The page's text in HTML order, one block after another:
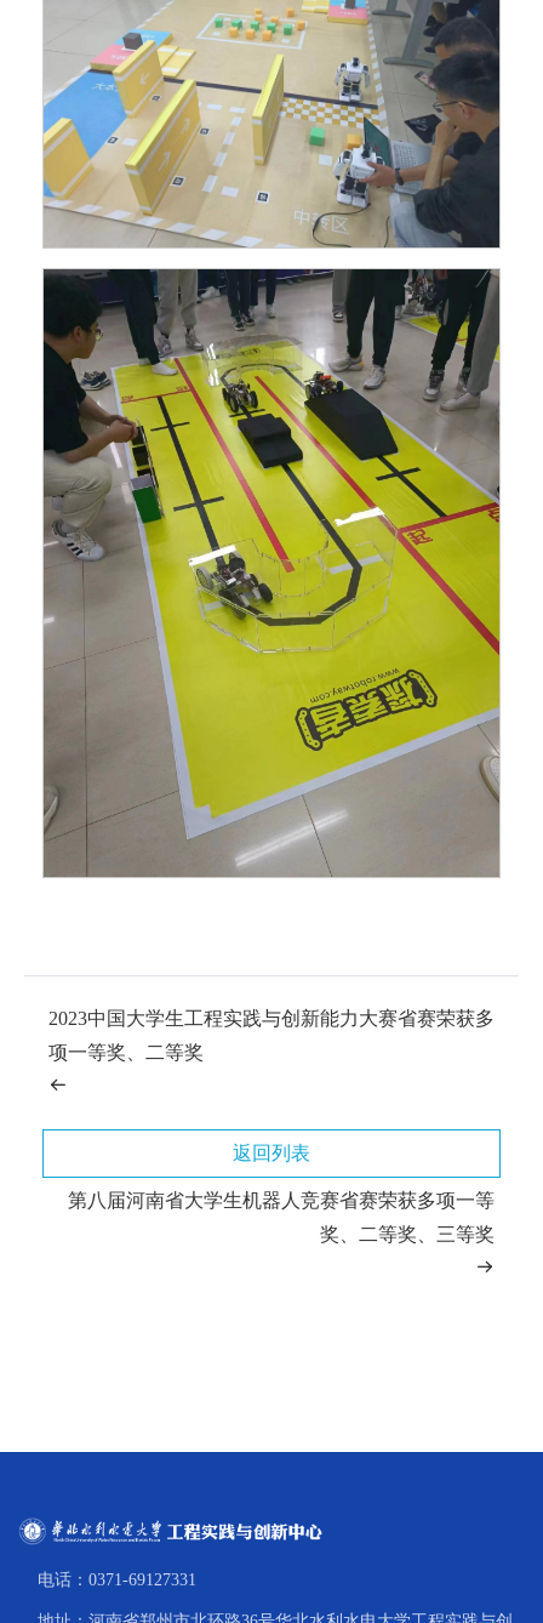
2023中国大学生工程实践与创新能力大赛省赛荣获多
项一等奖、二等奖
返回列表
第八届河南省大学生机器人竞赛省赛荣获多项一等
奖、二等奖、三等奖
电话：0371-69127331